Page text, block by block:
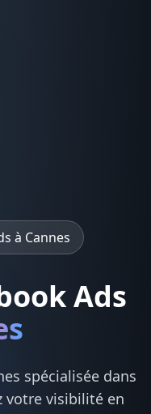
à Cannes
Ads
spécialisée dans
votre visibilité en